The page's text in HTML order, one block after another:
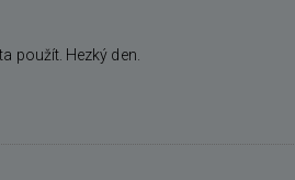
použít. Hezký den.